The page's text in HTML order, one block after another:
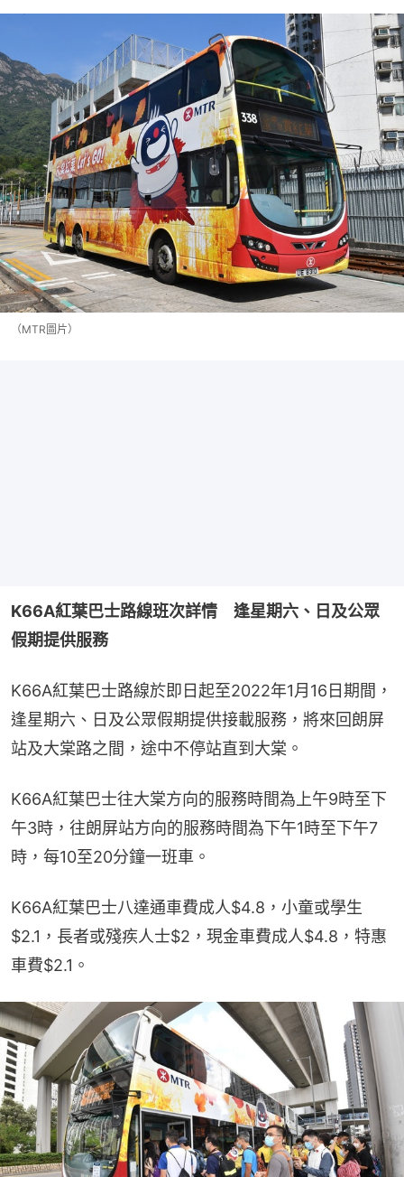
（MTR圖片）
K66A紅葉巴士路線班次詳情　逢星期六、日及公眾
假期提供服務
K66A紅葉巴士路線於即日起至2022年1月16日期間，
逢星期六、日及公眾假期提供接載服務，將來回朗屏
站及大棠路之間，途中不停站直到大棠。
K66A紅葉巴士往大棠方向的服務時間為上午9時至下
午3時，往朗屏站方向的服務時間為下午1時至下午7
時，每10至20分鐘一班車。
K66A紅葉巴士八達通車費成人$4.8，小童或學生
$2.1，長者或殘疾人士$2，現金車費成人$4.8，特惠
車費$2.1。